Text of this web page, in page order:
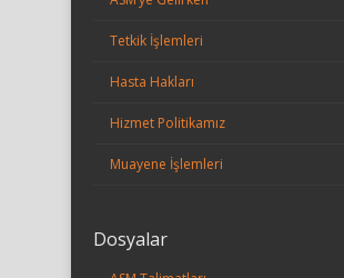
Tetkik İşlemleri
Hasta Hakları
Hizmet Politikamız
Muayene İşlemleri
Dosyalar